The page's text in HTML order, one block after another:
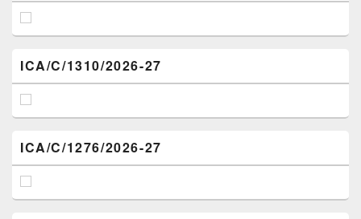
ICA/C/1310/2026-27
ICA/C/1276/2026-27